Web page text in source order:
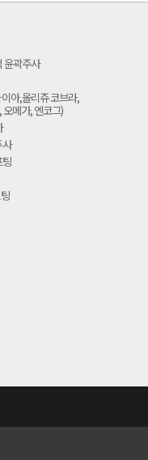
윤곽주사
아,올리쥬 코브라,
오메가, 엔코그)